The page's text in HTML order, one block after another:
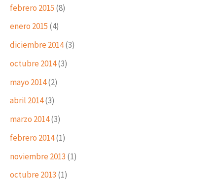
febrero 2015 (8)
enero 2015 (4)
diciembre 2014(3)
octubre 2014(3)
mayo 2014(2)
abril 2014(3)
marzo 2014(3)
febrero 2014(1)
noviembre 2013 (1)
octubre 2013 (1)